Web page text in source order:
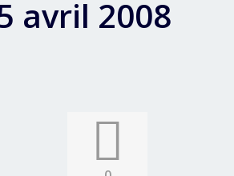
avril 2008